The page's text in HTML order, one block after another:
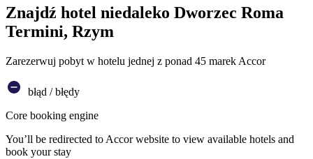
Znajdź hotel niedaleko Dworzec Roma
Termini, Rzym
Zarezerwuj pobyt w hotelu jednej z ponad 45 marek Accor
błąd / błędy
Core booking engine
You’ll be redirected to Accor website to view available hotels and
book your stay